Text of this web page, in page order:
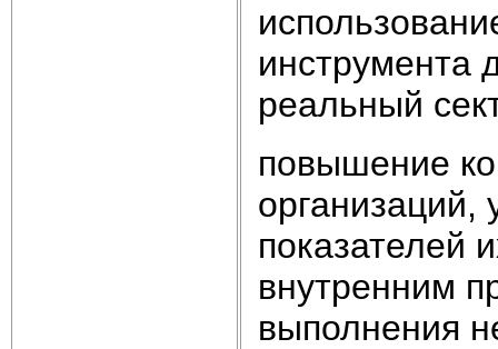
инструмента
реальный
повышение
организаций,
показателей
внутренним
выполнения